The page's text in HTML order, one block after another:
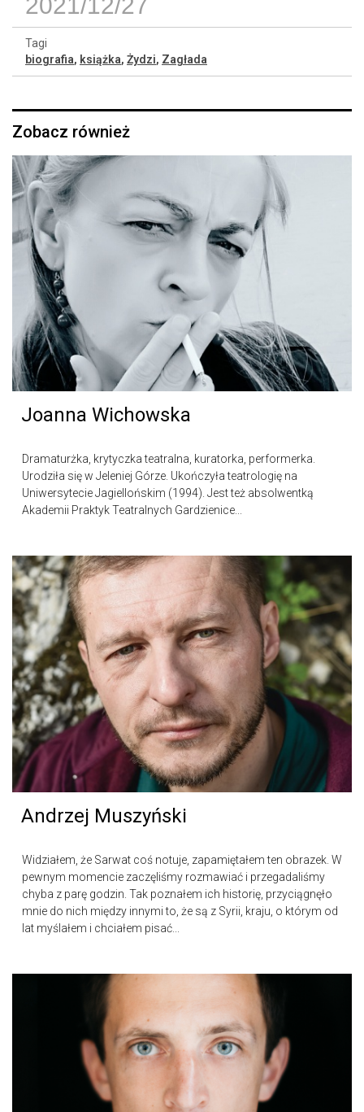
Tagi
biografia, książka, Żydzi, Zagłada
Zobacz również
Joanna Wichowska
Dramaturżka, krytyczka teatralna, kuratorka, performerka.
Urodziła się w Jeleniej Górze. Ukończyła teatrologię na
Uniwersytecie Jagiellońskim (1994). Jest też absolwentką
Akademii Praktyk Teatralnych Gardzienice...
Andrzej Muszyński
Widziałem, że Sarwat coś notuje, zapamiętałem ten obrazek. W
pewnym momencie zaczęliśmy rozmawiać i przegadaliśmy
chyba z parę godzin. Tak poznałem ich historię, przyciągnęło
mnie do nich między innymi to, że są z Syrii, kraju, o którym od
lat myślałem i chciałem pisać...